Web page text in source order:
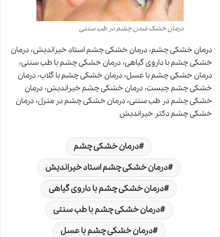
درمان خشک شدن چشم در طب سنتی
درمان خشکی چشم٬ درمان خشکی چشم استاد خیراندیش٬ درمان
خشکی چشم با داروی گیاهی٬ درمان خشکی چشم با طب سنتی٬
درمان خشکی چشم با عسل٬ درمان خشکی چشم با گلاب٬ درمان
خشکی چشم چیست٬ درمان خشکی چشم خیراندیش٬ درمان
خشکی چشم در طب سنتی٬ درمان خشکی چشم در منرل٬ درمان
خشکی چشم دکتر خیراندیش
درمان خشکی چشم
درمان خشکی چشم استاد خیراندیش
درمان خشکی چشم با داروی گیاهی
درمان خشکی چشم با طب سنتی
درمان خشکی چشم با عسل